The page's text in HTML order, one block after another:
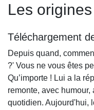
Les origines
Téléchargement
Depuis quand,
?' Vous ne vous êtes
Qu’importe ! Lui a la
remonte, avec humour,
quotidien. Aujourd'hui,